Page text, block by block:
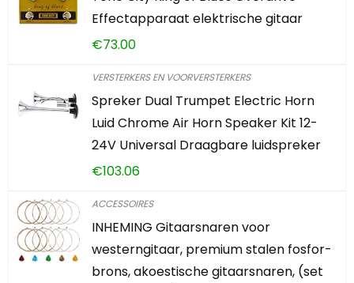
Effectapparaat elektrische gitaar
€73.00
VERSTERKERS EN VOORVERSTERKERS
Spreker Dual Trumpet Electric Horn
Luid Chrome Air Horn Speaker Kit 12-
24V Universal Draagbare luidspreker
€103.06
ACCESSOIRES
INHEMING Gitaarsnaren voor
westerngitaar, premium stalen fosfor-
brons, akoestische gitaarsnaren, (set